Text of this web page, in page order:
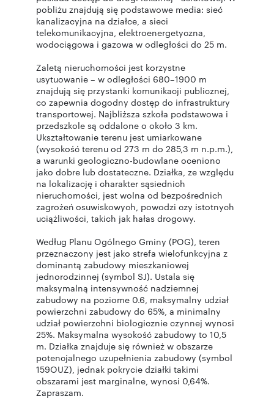
pobliżu znajdują się podstawowe media: sieć
kanalizacyjna na działce, a sieci
telekomunikacyjna, elektroenergetyczna,
wodociągowa i gazowa w odległości do 25 m.
Zaletą nieruchomości jest korzystne
usytuowanie – w odległości 680–1900 m
znajdują się przystanki komunikacji publicznej,
co zapewnia dogodny dostęp do infrastruktury
transportowej. Najbliższa szkoła podstawowa i
przedszkole są oddalone o około 3 km.
Ukształtowanie terenu jest umiarkowane
(wysokość terenu od 273 m do 285,3 m n.p.m.),
a warunki geologiczno-budowlane oceniono
jako dobre lub dostateczne. Działka, ze względu
na lokalizację i charakter sąsiednich
nieruchomości, jest wolna od bezpośrednich
zagrożeń osuwiskowych, powodzi czy istotnych
uciążliwości, takich jak hałas drogowy.
Według Planu Ogólnego Gminy (POG), teren
przeznaczony jest jako strefa wielofunkcyjna z
dominantą zabudowy mieszkaniowej
jednorodzinnej (symbol SJ). Ustala się
maksymalną intensywność nadziemnej
zabudowy na poziome 0.6, maksymalny udział
powierzchni zabudowy do 65%, a minimalny
udział powierzchni biologicznie czynnej wynosi
25%. Maksymalna wysokość zabudowy to 10,5
m. Działka znajduje się również w obszarze
potencjalnego uzupełnienia zabudowy (symbol
159OUZ), jednak pokrycie działki takimi
obszarami jest marginalne, wynosi 0,64%.
Zapraszam.